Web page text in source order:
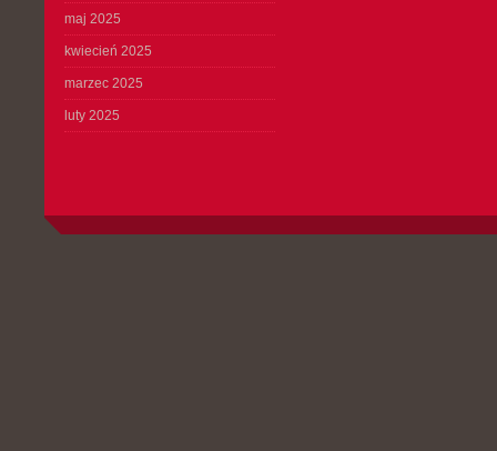
maj 2025
kwiecień 2025
marzec 2025
luty 2025